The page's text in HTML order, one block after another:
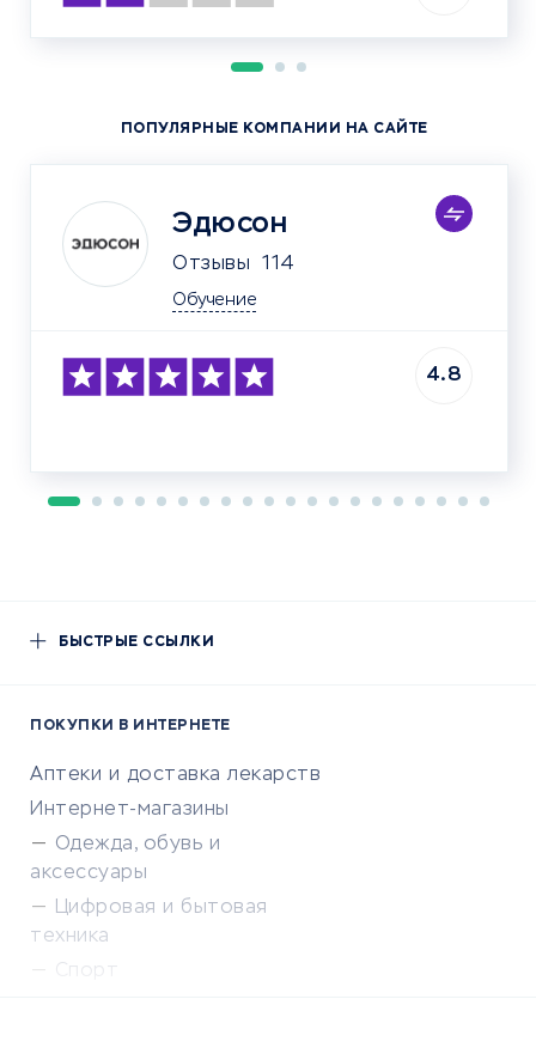
ПОПУЛЯРНЫЕ КОМПАНИИ НА САЙТЕ
Эдюсон
Отзывы 114
Обучение
4.8
БЫСТРЫЕ ССЫЛКИ
ПОКУПКИ В ИНТЕРНЕТЕ
Аптеки и доставка лекарств
Интернет-магазины
Одежда, обувь и
аксессуары
Цифровая и бытовая
техника
Спорт